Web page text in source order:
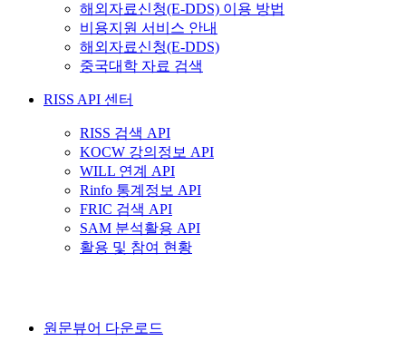
해외자료신청(E-DDS) 이용 방법
비용지원 서비스 안내
해외자료신청(E-DDS)
중국대학 자료 검색
RISS API 센터
RISS 검색 API
KOCW 강의정보 API
WILL 연계 API
Rinfo 통계정보 API
FRIC 검색 API
SAM 분석활용 API
활용 및 참여 현황
원문뷰어 다운로드